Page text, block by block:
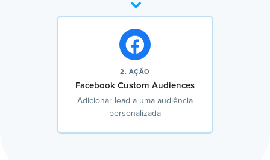
2. AÇÃO
Facebook Custom Audiences
Adicionar lead a uma audiência
personalizada